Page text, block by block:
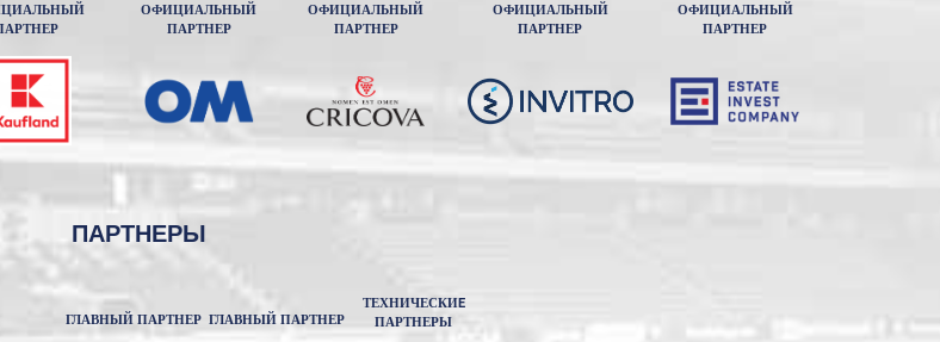
ОФИЦИАЛЬНЫЙ
ПАРТНЕР
ОФИЦИАЛЬНЫЙ
ПАРТНЕР
ОФИЦИАЛЬНЫЙ
ПАРТНЕР
ОФИЦИАЛЬНЫЙ
ПАРТНЕР
ПАРТНЕРЫ
ГЛАВНЫЙ ПАРТНЕР ГЛАВНЫЙ ПАРТНЕР
ТЕХНИЧЕСКИE
ПАРТНЕРЫ